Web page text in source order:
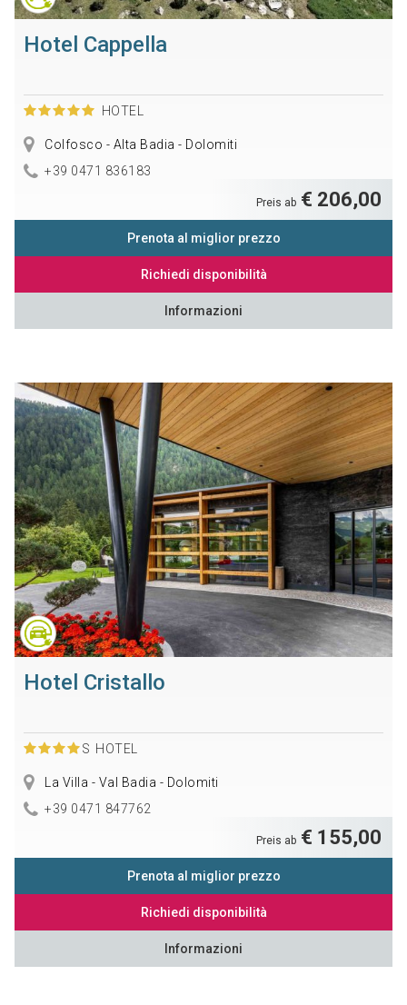
Hotel Cappella
HOTEL
Colfosco - Alta Badia - Dolomiti
+39 0471 836183
Preis ab € 206,00
Prenota al miglior prezzo
Richiedi disponibilità
Informazioni
Hotel Cristallo
S HOTEL
La Villa - Val Badia - Dolomiti
+39 0471 847762
Preis ab € 155,00
Prenota al miglior prezzo
Richiedi disponibilità
Informazioni